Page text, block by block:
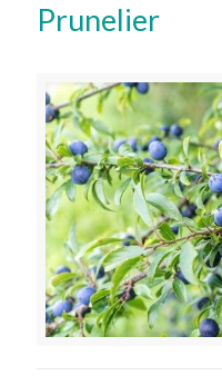
Prunelier